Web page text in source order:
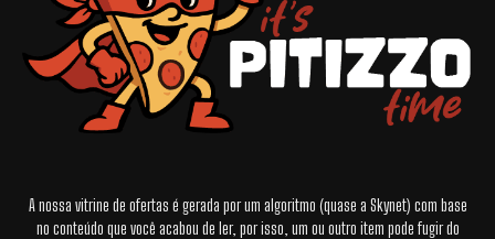
A nossa vitrine de ofertas é gerada por um algoritmo (quase a Skynet) com base
no conteúdo que você acabou de ler, por isso, um ou outro item pode fugir do